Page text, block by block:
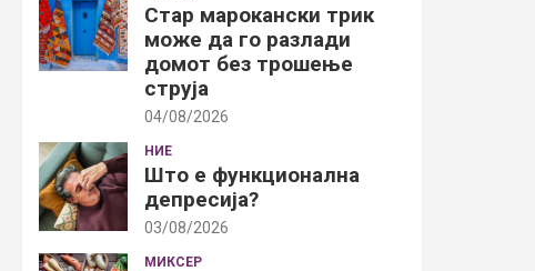
Стар марокански трик
може да го разлади
домот без трошење
струја
04/08/2026
НИЕ
Што е функционална
депресија?
03/08/2026
МИКСЕР